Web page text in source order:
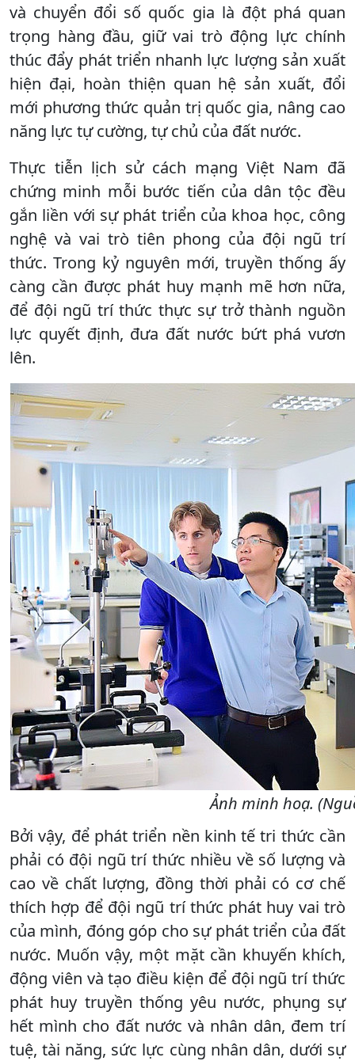
và chuyển đổi số quốc gia là đột phá quan
trọng hàng đầu, giữ vai trò động lực chính
thúc đẩy phát triển nhanh lực lượng sản xuất
hiện đại, hoàn thiện quan hệ sản xuất, đổi
mới phương thức quản trị quốc gia, nâng cao
năng lực tự cường, tự chủ của đất nước.
Thực tiễn lịch sử cách mạng Việt Nam đã
chứng minh mỗi bước tiến của dân tộc đều
gắn liền với sự phát triển của khoa học, công
nghệ và vai trò tiên phong của đội ngũ trí
thức. Trong kỷ nguyên mới, truyền thống ấy
càng cần được phát huy mạnh mẽ hơn nữa,
để đội ngũ trí thức thực sự trở thành nguồn
lực quyết định, đưa đất nước bứt phá vươn
lên.
Ảnh minh hoạ.
Bởi vậy, để phát triển nền kinh tế tri thức cần
phải có đội ngũ trí thức nhiều về số lượng và
cao về chất lượng, đồng thời phải có cơ chế
thích hợp để đội ngũ trí thức phát huy vai trò
của mình, đóng góp cho sự phát triển của đất
nước. Muốn vậy, một mặt cần khuyến khích,
động viên và tạo điều kiện để đội ngũ trí thức
phát huy truyền thống yêu nước, phụng sự
hết mình cho đất nước và nhân dân, đem trí
tuệ, tài năng, sức lực cùng nhân dân, dưới sự